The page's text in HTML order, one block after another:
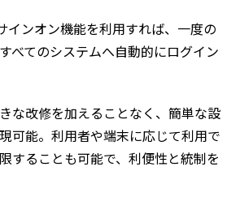
インオン機能を利用すれば、一度の
べてのシステムへ自動的にログイン
な改修を加えることなく、簡単な設
可能。利用者や端末に応じて利用で
することも可能で、利便性と統制を